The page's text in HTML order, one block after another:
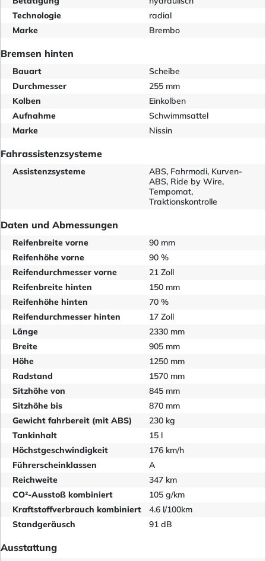
Technologie
radial
Marke
Brembo
Bremsen hinten
Bauart
Scheibe
Durchmesser
255 mm
Kolben
Einkolben
Aufnahme
Schwimmsattel
Marke
Nissin
Fahrassistenzsysteme
Assistenzsysteme
ABS, Fahrmodi, Kurven-
ABS, Ride by Wire,
Tempomat,
Traktionskontrolle
Daten und Abmessungen
Reifenbreite vorne
90 mm
Reifenhöhe vorne
90 %
Reifendurchmesser vorne
21 Zoll
Reifenbreite hinten
150 mm
Reifenhöhe hinten
70 %
Reifendurchmesser hinten
17 Zoll
Länge
2330 mm
Breite
905 mm
Höhe
1250 mm
Radstand
1570 mm
Sitzhöhe von
845 mm
Sitzhöhe bis
870 mm
Gewicht fahrbereit (mit ABS)
230 kg
Tankinhalt
15 l
Höchstgeschwindigkeit
176 km/h
Führerscheinklassen
A
Reichweite
347 km
CO²-Ausstoß kombiniert
105 g/km
Kraftstoffverbrauch kombiniert
4.6 l/100km
Standgeräusch
91 dB
Ausstattung